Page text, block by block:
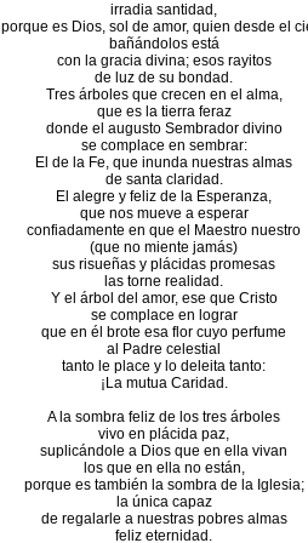
irradia santidad,
porque es Dios, sol de amor, quien desde el
bañándolos está
con la gracia divina; esos rayitos
de luz de su bondad.
Tres árboles que crecen en el alma,
que es la tierra feraz
donde el augusto Sembrador divino
se complace en sembrar:
El de la Fe, que inunda nuestras almas
de santa claridad.
El alegre y feliz de la Esperanza,
que nos mueve a esperar
confiadamente en que el Maestro nuestro
(que no miente jamás)
sus risueñas y plácidas promesas
las torne realidad.
Y el árbol del amor, ese que Cristo
se complace en lograr
que en él brote esa flor cuyo perfume
al Padre celestial
tanto le place y lo deleita tanto:
¡La mutua Caridad.
A la sombra feliz de los tres árboles
vivo en plácida paz,
suplicándole a Dios que en ella vivan
los que en ella no están,
porque es también la sombra de la Iglesia;
la única capaz
de regalarle a nuestras pobres almas
feliz eternidad.